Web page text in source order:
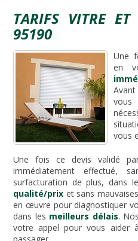
TARIFS VITRE
95190
Une
en
vous
Une fois ce devis validé
immédiatement effectué,
surfacturation de plus, dans
qualité/prix et sans
en œuvre pour diagnostiquer
dans les meilleurs délais.
votre appel pour vous aider
passager.